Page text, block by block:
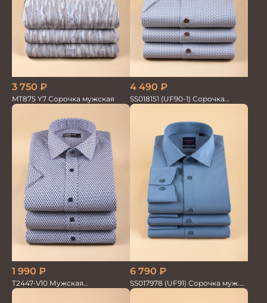
3 750 ₽
MT875 Y7 Сорочка мужская
4 490 ₽
SS018151 (UF90-1) Сорочка
мужская GROSTYLE PRIME
1 990 ₽
T2447-V10 Мужская
текстильная рубашка /
6 790 ₽
SS017978 (UF91) Сорочка муж.
дл. рук. GROSTYLE TRENDY